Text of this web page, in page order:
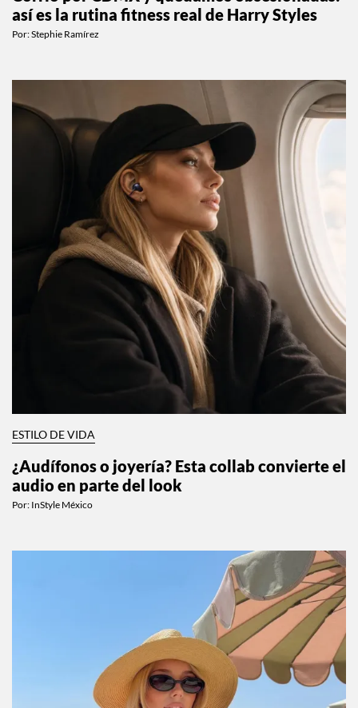
así es la rutina fitness real de Harry Styles
Por:Stephie Ramírez
ESTILO DE VIDA
¿Audífonos o joyería? Esta collab convierte el
audio en parte del look
Por: InStyle México